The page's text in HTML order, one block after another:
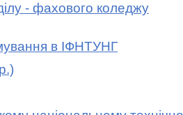
- фахового коледжу
в ІФНТУНГ